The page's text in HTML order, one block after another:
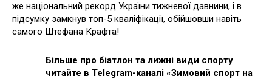
же національний рекорд України тижневої давнини, і в
підсумку замкнув топ-5 кваліфікації, обійшовши навіть
самого Штефана Крафта!
Більше про біатлон та лижні види спорту
читайте в Telegram-каналі «Зимовий спорт на